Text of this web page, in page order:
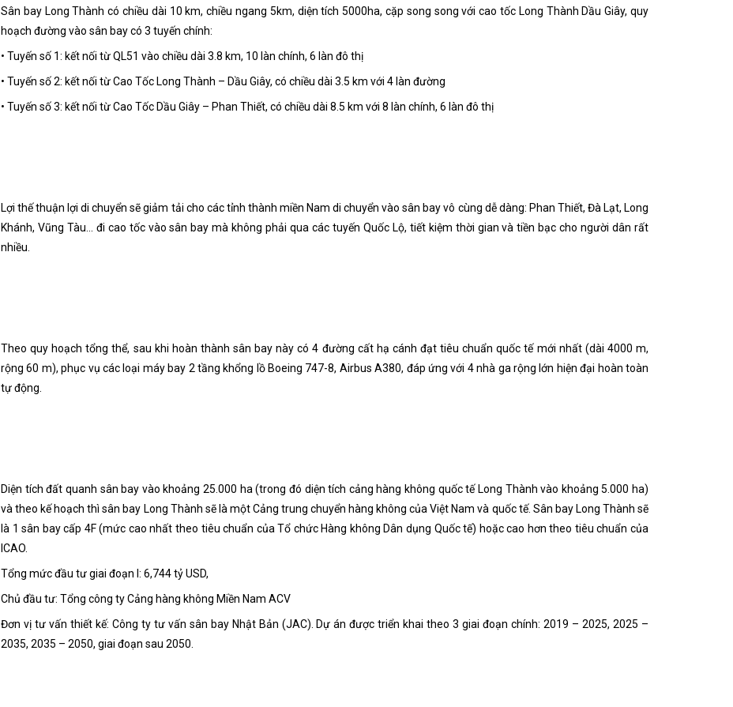
Sân bay Long Thành có chiều dài 10 km, chiều ngang 5km, diện tích 5000ha, cặp song song với cao tốc Long Thành Dầu Giây, quy
hoạch đường vào sân bay có 3 tuyến chính:
• Tuyến số 1: kết nối từ QL51 vào chiều dài 3.8 km, 10 làn chính, 6 làn đô thị
• Tuyến số 2: kết nối từ Cao Tốc Long Thành – Dầu Giây, có chiều dài 3.5 km với 4 làn đường
• Tuyến số 3: kết nối từ Cao Tốc Dầu Giây – Phan Thiết, có chiều dài 8.5 km với 8 làn chính, 6 làn đô thị
Lợi thế thuận lợi di chuyển sẽ giảm tải cho các tỉnh thành miền Nam di chuyển vào sân bay vô cùng dễ dàng: Phan Thiết, Đà Lạt, Long
Khánh, Vũng Tàu... đi cao tốc vào sân bay mà không phải qua các tuyến Quốc Lộ, tiết kiệm thời gian và tiền bạc cho người dân rất
nhiều.
Theo quy hoạch tổng thể, sau khi hoàn thành sân bay này có 4 đường cất hạ cánh đạt tiêu chuẩn quốc tế mới nhất (dài 4000 m,
rộng 60 m), phục vụ các loại máy bay 2 tầng khổng lồ Boeing 747-8, Airbus A380, đáp ứng với 4 nhà ga rộng lớn hiện đại hoàn toàn
tự động.
Diện tích đất quanh sân bay vào khoảng 25.000 ha (trong đó diện tích cảng hàng không quốc tế Long Thành vào khoảng 5.000 ha)
và theo kế hoạch thì sân bay Long Thành sẽ là một Cảng trung chuyển hàng không của Việt Nam và quốc tế. Sân bay Long Thành sẽ
là 1 sân bay cấp 4F (mức cao nhất theo tiêu chuẩn của Tổ chức Hàng không Dân dụng Quốc tế) hoặc cao hơn theo tiêu chuẩn của
ICAO.
Tổng mức đầu tư giai đoạn I: 6,744 tỷ USD,
Chủ đầu tư: Tổng công ty Cảng hàng không Miền Nam ACV
Đơn vị tư vấn thiết kế: Công ty tư vấn sân bay Nhật Bản (JAC). Dự án được triển khai theo 3 giai đoạn chính: 2019 – 2025, 2025 –
2035, 2035 – 2050, giai đoạn sau 2050.